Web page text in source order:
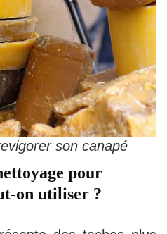
son canapé
pour
on utiliser ?